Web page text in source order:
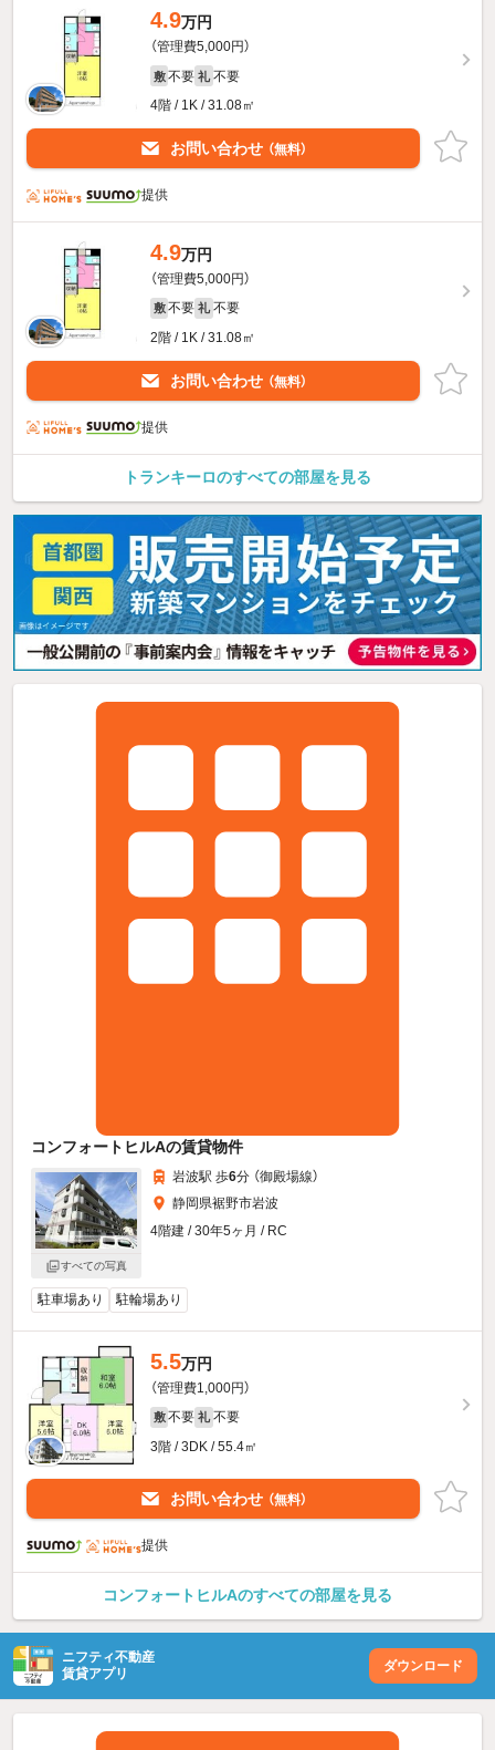
4.9万円
（管理費5,000円）
敷 不要 礼 不要
4階 / 1K / 31.08㎡
お問い合わせ （無料）
提供
4.9万円
（管理費5,000円）
敷 不要 礼 不要
2階 / 1K / 31.08㎡
お問い合わせ （無料）
提供
トランキーロのすべての部屋を見る
コンフォートヒルAの賃貸物件
すべての写真
岩波駅 歩6分 （御殿場線）
静岡県裾野市岩波
4階建 / 30年5ヶ月 / RC
駐車場あり 駐輪場あり
5.5万円
（管理費1,000円）
敷 不要 礼 不要
3階 / 3DK / 55.4㎡
お問い合わせ （無料）
提供
コンフォートヒルAのすべての部屋を見る
ニフティ不動産
賃貸アプリ
ダウンロード